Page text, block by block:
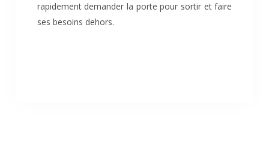
rapidement demander la porte pour sortir et faire
ses besoins dehors.